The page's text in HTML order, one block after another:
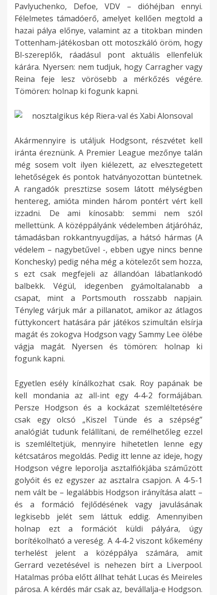
Pavlyuchenko, Defoe, VDV – dióhéjban ennyi.
Félelmetes támadóerő, amelyet kellően megtold a
hazai pálya előnye, valamint az a titokban minden
Tottenham-játékosban ott motoszkáló öröm, hogy
Bl-szereplők, ráadásul pont aktuális ellenfelük
kárára. Nyersen: nem tudjuk, hogy Carragher vagy
Reina feje lesz vörösebb a mérkőzés végére.
Tömören: holnap ki fogunk kapni.
Akármennyire is utáljuk Hodgsont, részvétet kell
iránta éreznünk. A Premier League mezőnye talán
még sosem volt ilyen kiélezett, az elvesztegetett
lehetőségek és pontok hatványozottan büntetnek.
A rangadók presztizse sosem látott mélységben
hentereg, amióta minden három pontért vért kell
izzadni. De ami kínosabb: semmi nem szól
mellettünk. A középpályánk védelemben átjáróház,
támadásban rokkantnyugdíjas, a hátsó hármas (A
védelem – nagybetűvel -, ebben ugye nincs benne
Konchesky) pedig néha még a kötelezőt sem hozza,
s ezt csak megfejeli az állandóan lábatlankodó
balbekk. Végül, idegenben gyámoltalanabb a
csapat, mint a Portsmouth rosszabb napjain.
Tényleg várjuk már a pillanatot, amikor az átlagos
füttykoncert hatására pár játékos szimultán elsírja
magát és zokogva Hodgson vagy Sammy Lee ölébe
vágja magát. Nyersen és tömören: holnap ki
fogunk kapni.
Egyetlen esély kínálkozhat csak. Roy papának be
kell mondania az all-int egy 4-4-2 formájában.
Persze Hodgson és a kockázat szemléltetésére
csak egy olcsó „Kiszel Tünde és a szépség”
analógiát tudunk felállítani, de remélhetőleg ezzel
is szemléltetjük, mennyire hihetetlen lenne egy
kétcsatáros megoldás. Pedig itt lenne az ideje, hogy
Hodgson végre leporolja asztalfiókjába száműzött
golyóit és ez egyszer az asztalra csapjon. A 4-5-1
nem vált be – legalábbis Hodgson irányítása alatt –
és a formáció fejlődésének vagy javulásának
legkisebb jelét sem láttuk eddig. Amennyiben
holnap ezt a formációt küldi pályára, úgy
borítékolható a vereség. A 4-4-2 viszont kőkemény
terhelést jelent a középpálya számára, amit
Gerrard vezetésével is nehezen bírt a Liverpool.
Hatalmas próba előtt állhat tehát Lucas és Meireles
párosa. A kérdés már csak az, bevállalja-e Hodgson.